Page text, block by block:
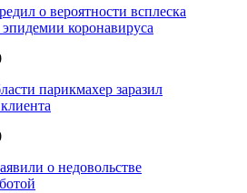
о вероятности всплеска
эпидемии коронавируса
парикмахер заразил
о недовольстве